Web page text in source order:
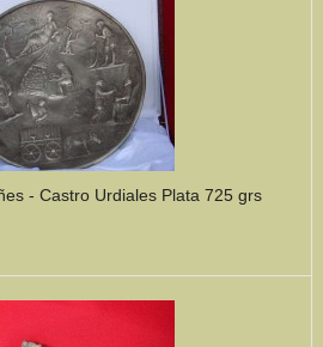
- Castro Urdiales Plata 725 grs